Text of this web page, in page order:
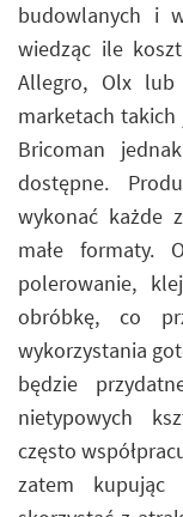
budowlanych i
wiedząc ile
Allegro, Olx
marketach takich
Bricoman
dostępne.
wykonać każde
małe formaty.
polerowanie,
obróbkę, co
wykorzystania
będzie
nietypowych
często
zatem kupując